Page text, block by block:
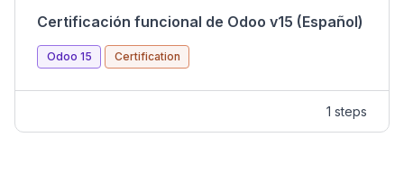
Certificación funcional de Odoo v15 (Español)
Odoo 15 Certification
1 steps